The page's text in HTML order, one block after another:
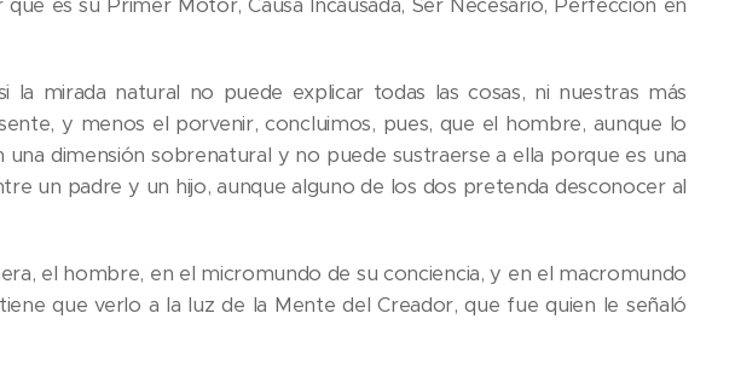
es su Primer Motor, Causa Incausada, Ser Necesario, Perfección en
la mirada natural no puede explicar todas las cosas, ni nuestras más
y menos el porvenir, concluimos, pues, que el hombre, aunque lo
dimensión sobrenatural y no puede sustraerse a ella porque es una
un padre y un hijo, aunque alguno de los dos pretenda desconocer al
el hombre, en el micromundo de su conciencia, y en el macromundo
que verlo a la luz de la Mente del Creador, que fue quien le señaló